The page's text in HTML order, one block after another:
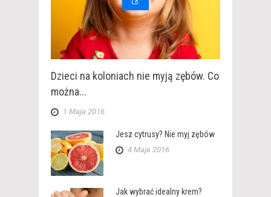
Dzieci na koloniach nie myją zębów. Co
można...
1 Maja 2016
Jesz cytrusy? Nie myj zębów
4 Maja 2016
Jak wybrać idealny krem?